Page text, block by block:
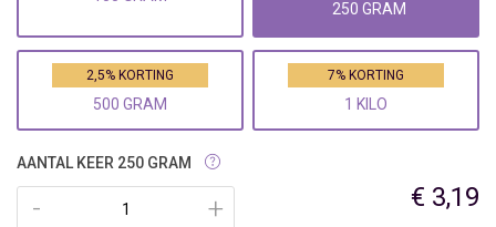
250 GRAM
2,5% KORTING
500 GRAM
7% KORTING
1 KILO
AANTAL KEER 250 GRAM
+
- € 3,19